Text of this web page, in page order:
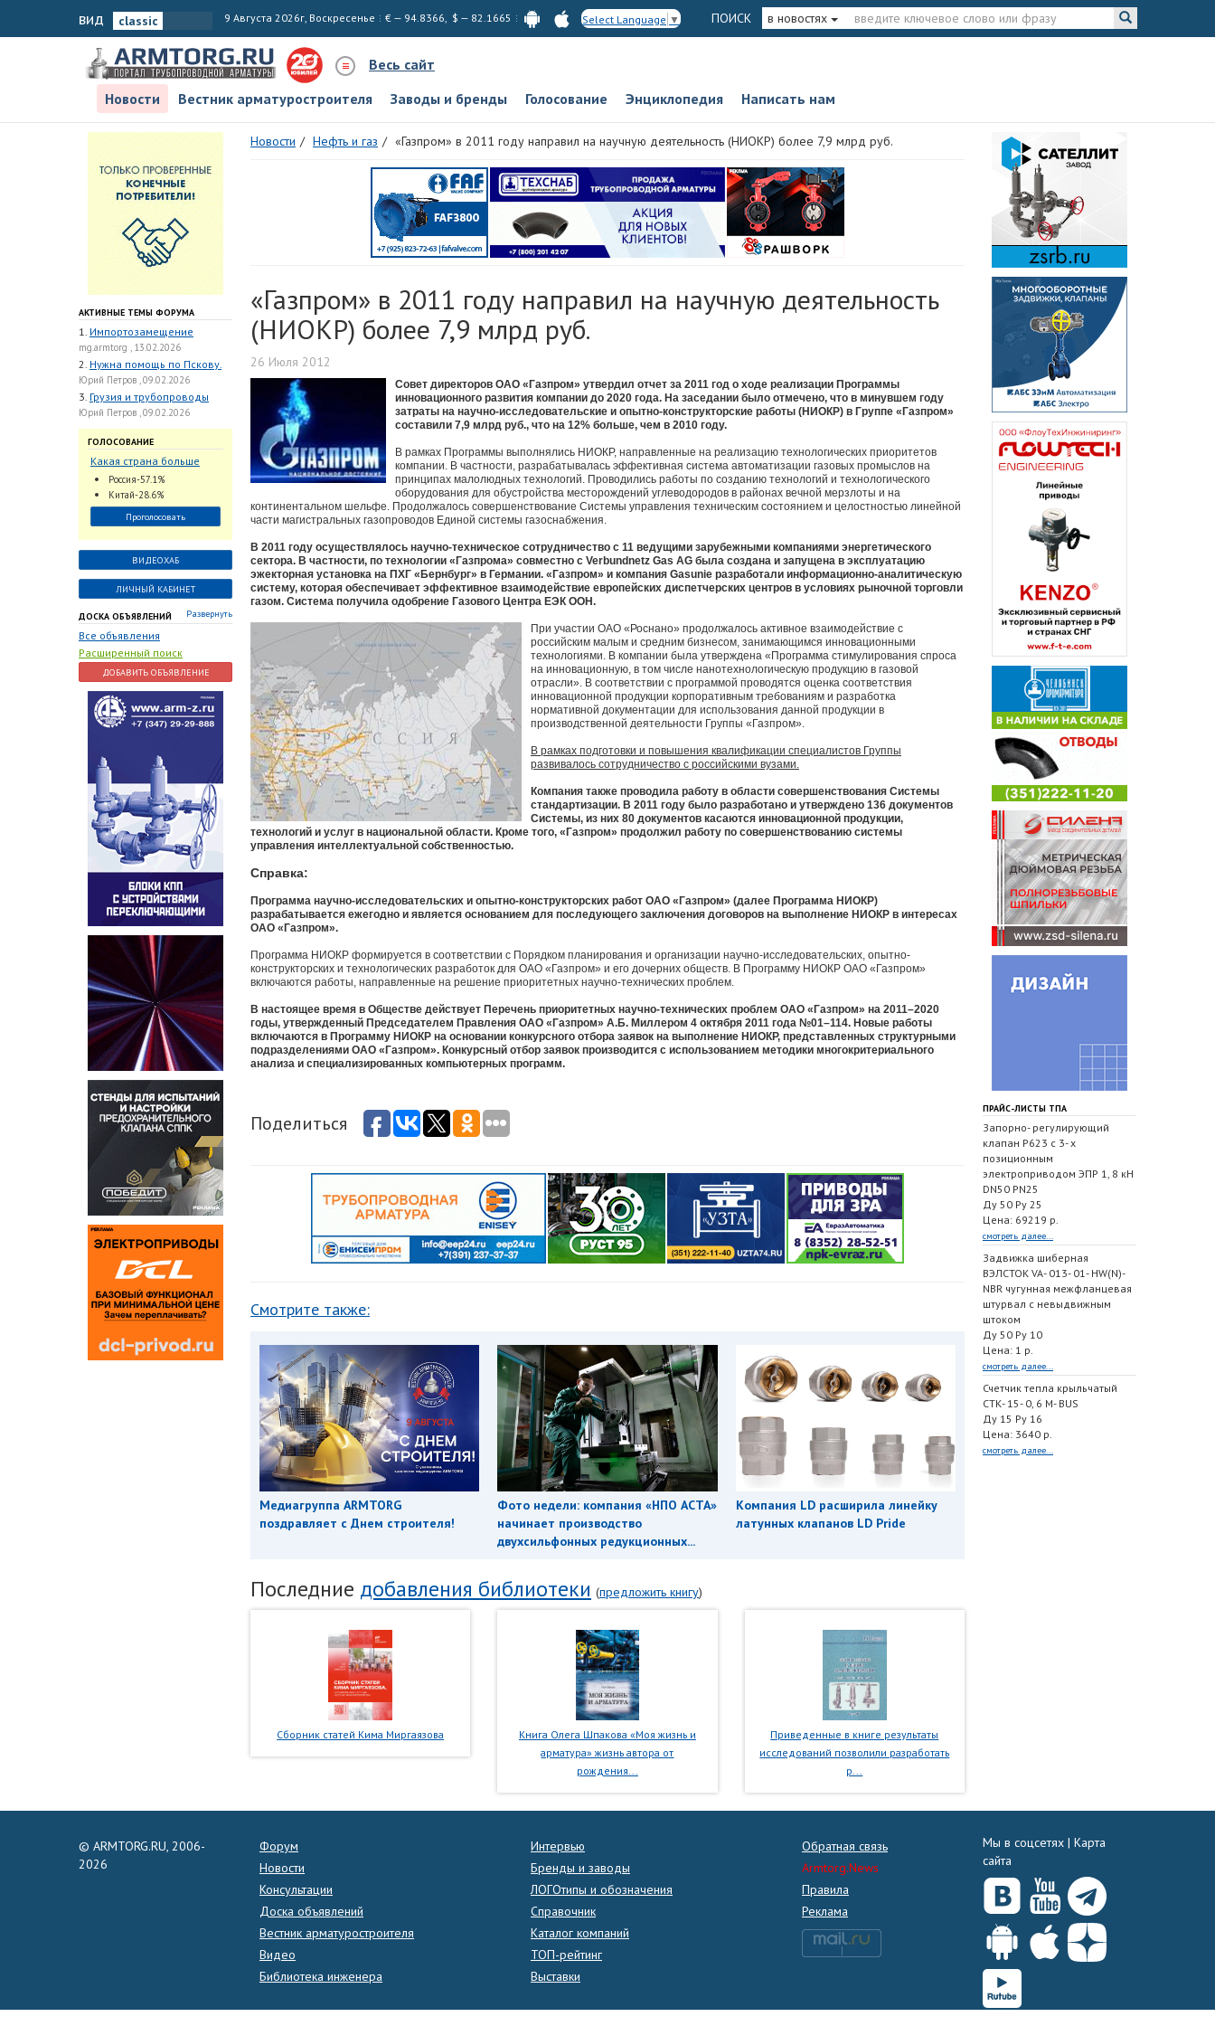
вид 9 Августа 2026г, Воскресенье € — 94.8366, $ — 82.1665 Select Language ▼ ПОИСК в новостях
Весь сайт
Новости
Вестник арматуростроителя Заводы и бренды Голосование Энциклопедия Написать нам
АКТИВНЫЕ ТЕМЫ ФОРУМА
1. Импортозамещение
mg.armtorg , 13.02.2026
2. Нужна помощь по Пскову.
Юрий Петров , 09.02.2026
3. Грузия и трубопроводы
Юрий Петров , 09.02.2026
ГОЛОСОВАНИЕ
Какая страна больше
всего поставляет
трубопроводную
арматуру в химическую
отрасль?
Россия-57.1%
Китай-28.6%
Проголосовать
ВИДЕОХАБ
ЛИЧНЫЙ КАБИНЕТ
ДОСКА ОБЪЯВЛЕНИЙ Развернуть
Все объявления
Расширенный поиск
ДОБАВИТЬ ОБЪЯВЛЕНИЕ
Новости Нефть и газ «Газпром» в 2011 году направил на научную деятельность (НИОКР) более 7,9 млрд руб.
«Газпром» в 2011 году направил на научную деятельность
(НИОКР) более 7,9 млрд руб.
26 Июля 2012
Совет директоров ОАО «Газпром» утвердил отчет за 2011 год о ходе реализации Программы
инновационного развития компании до 2020 года. На заседании было отмечено, что в минувшем году
затраты на научно-исследовательские и опытно-конструкторские работы (НИОКР) в Группе «Газпром»
составили 7,9 млрд руб., что на 12% больше, чем в 2010 году.
В рамках Программы выполнялись НИОКР, направленные на реализацию технологических приоритетов
компании. В частности, разрабатывалась эффективная система автоматизации газовых промыслов на
принципах малолюдных технологий. Проводились работы по созданию технологий и технологического
оборудования для обустройства месторождений углеводородов в районах вечной мерзлоты и на
континентальном шельфе. Продолжалось совершенствование Системы управления техническим состоянием и целостностью линейной
части магистральных газопроводов Единой системы газоснабжения.
В 2011 году осуществлялось научно-техническое сотрудничество с 11 ведущими зарубежными компаниями энергетического
сектора. В частности, по технологии «Газпрома» совместно с Verbundnetz Gas AG была создана и запущена в эксплуатацию
эжекторная установка на ПХГ «Бернбург» в Германии. «Газпром» и компания Gasunie разработали информационно-аналитическую
систему, которая обеспечивает эффективное взаимодействие европейских диспетчерских центров в условиях рыночной торговли
газом. Система получила одобрение Газового Центра ЕЭК ООН.
При участии ОАО «Роснано» продолжалось активное взаимодействие с
российским малым и средним бизнесом, занимающимся инновационными
технологиями. В компании была утверждена «Программа стимулирования спроса
на инновационную, в том числе нанотехнологическую продукцию в газовой
отрасли». В соответствии с программой проводятся оценка соответствия
инновационной продукции корпоративным требованиям и разработка
нормативной документации для использования данной продукции в
производственной деятельности Группы «Газпром».
В рамках подготовки и повышения квалификации специалистов Группы
развивалось сотрудничество с российскими вузами.
Компания также проводила работу в области совершенствования Системы
стандартизации. В 2011 году было разработано и утверждено 136 документов
Системы, из них 80 документов касаются инновационной продукции,
технологий и услуг в национальной области. Кроме того, «Газпром» продолжил работу по совершенствованию системы
управления интеллектуальной собственностью.
Справка:
Программа научно-исследовательских и опытно-конструкторских работ ОАО «Газпром» (далее Программа НИОКР)
разрабатывается ежегодно и является основанием для последующего заключения договоров на выполнение НИОКР в интересах
ОАО «Газпром».
Программа НИОКР формируется в соответствии с Порядком планирования и организации научно-исследовательских, опытно-
конструкторских и технологических разработок для ОАО «Газпром» и его дочерних обществ. В Программу НИОКР ОАО «Газпром»
включаются работы, направленные на решение приоритетных научно-технических проблем.
В настоящее время в Обществе действует Перечень приоритетных научно-технических проблем ОАО «Газпром» на 2011–2020
годы, утвержденный Председателем Правления ОАО «Газпром» А.Б. Миллером 4 октября 2011 года №01–114. Новые работы
включаются в Программу НИОКР на основании конкурсного отбора заявок на выполнение НИОКР, представленных структурными
подразделениями ОАО «Газпром». Конкурсный отбор заявок производится с использованием методики многокритериального
анализа и специализированных компьютерных программ.
Поделиться
Смотрите также:
Медиагруппа ARMTORG
поздравляет с Днем строителя!
Фото недели: компания «НПО АСТА»
начинает производство
двухсильфонных редукционных...
Компания LD расширила линейку
латунных клапанов LD Pride
Последние добавления библиотеки (предложить книгу)
Сборник статей Кима Миргаязова
Книга Олега Шпакова «Моя жизнь и
арматура» жизнь автора от
рождения...
Приведенные в книге результаты
исследований позволили разработать
р...
ПРАЙС-ЛИСТЫ ТПА
Запорно- регулирующий
клапан Р623 с 3- х
позиционным
электроприводом ЭПР 1, 8 кН
DN50 PN25
Ду 50 Ру 25
Цена: 69219 р.
смотреть далее...
Задвижка шиберная
ВЭЛСТОК VA- 013- 01- HW(N)-
NBR чугунная межфланцевая
штурвал с невыдвижным
штоком
Ду 50 Ру 10
Цена: 1 р.
смотреть далее...
Счетчик тепла крыльчатый
СТК- 15- 0, 6 M- BUS
Ду 15 Ру 16
Цена: 3640 р.
смотреть далее...
© ARMTORG.RU, 2006-
2026
Форум
Новости
Консультации
Доска объявлений
Вестник арматуростроителя
Видео
Библиотека инженера
Интервью
Бренды и заводы
ЛОГОтипы и обозначения
Справочник
Каталог компаний
ТОП-рейтинг
Выставки
Обратная связь
Armtorg.News
Правила
Реклама
Мы в соцсетях | Карта
сайта